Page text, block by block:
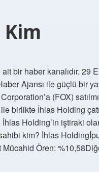
bir haber kanalıdır. 29
Ajansı ile güçlü bir
(FOX)
birlikte İhlas Holding
Holding’in iştiraki
kim? İhlas
Ören: